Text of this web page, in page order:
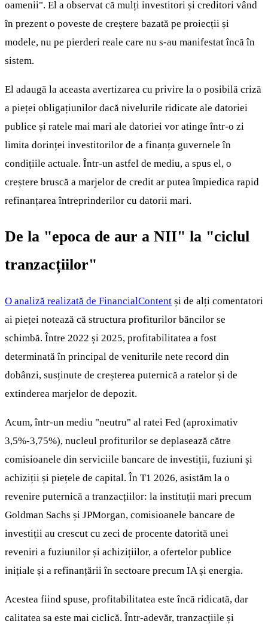
oamenii". El a observat că mulți investitori și creditori vând
în prezent o poveste de creștere bazată pe proiecții și
modele, nu pe pierderi reale care nu s-au manifestat încă în
sistem.
El adaugă la aceasta avertizarea cu privire la o posibilă criză
a pieței obligațiunilor dacă nivelurile ridicate ale datoriei
publice și ratele mai mari ale datoriei vor atinge într-o zi
limita dorinței investitorilor de a finanța guvernele în
condițiile actuale. Într-un astfel de mediu, a spus el, o
creștere bruscă a marjelor de credit ar putea împiedica rapid
refinanțarea întreprinderilor cu datorii mari.
De la "epoca de aur a NII" la "ciclul
tranzacțiilor"
O analiză realizată de FinancialContent și de alți comentatori
ai pieței notează că structura profiturilor băncilor se
schimbă. Între 2022 și 2025, profitabilitatea a fost
determinată în principal de veniturile nete record din
dobânzi, susținute de creșterea puternică a ratelor și de
extinderea marjelor de depozit.
Acum, într-un mediu "neutru" al ratei Fed (aproximativ
3,5%-3,75%), nucleul profiturilor se deplasează către
comisioanele din serviciile bancare de investiții, fuziuni și
achiziții și piețele de capital. În T1 2026, asistăm la o
revenire puternică a tranzacțiilor: la instituții mari precum
Goldman Sachs și JPMorgan, comisioanele bancare de
investiții au crescut cu zeci de procente datorită unei
reveniri a fuziunilor și achizițiilor, a ofertelor publice
inițiale și a refinanțării în sectoare precum IA și energia.
Acestea fiind spuse, profitabilitatea este încă ridicată, dar
calitatea sa este mai ciclică. Într-adevăr, tranzacțiile și